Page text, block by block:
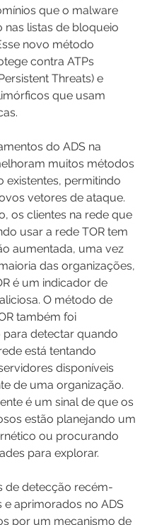
que o malware
nas listas de bloqueio
novo método
contra ATPs
Threats) e
que usam
do ADS na
muitos métodos
existentes, permitindo
vetores de ataque.
os clientes na rede que
usar a rede TOR tem
aumentada, uma vez
das organizações,
é um indicador de
O método de
também foi
detectar quando
está tentando
disponíveis
de uma organização.
é um sinal de que os
estão planejando um
ou procurando
para explorar.
de detecção recém-
e aprimorados no ADS
por um mecanismo de